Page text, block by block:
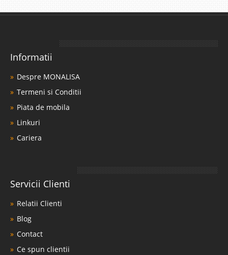
Informatii
Despre MONALISA
Termeni si Conditii
Piata de mobila
Linkuri
Cariera
Servicii Clienti
Relatii Clienti
Blog
Contact
Ce spun clientii